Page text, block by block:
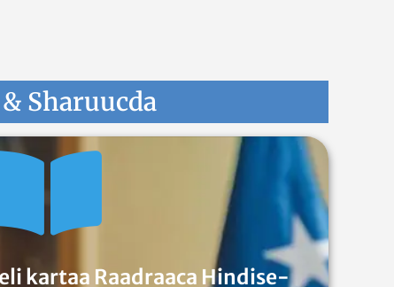
Sharuucda
kartaa Raadraaca Hindise-